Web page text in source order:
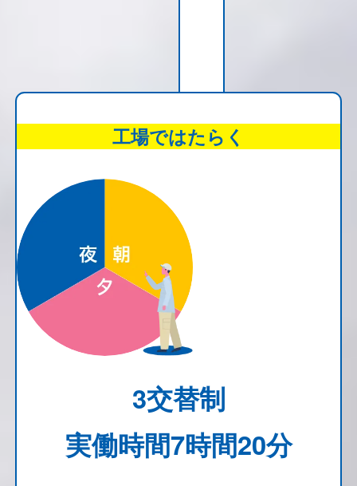
工場ではたらく
3交替制
実働時間7時間20分